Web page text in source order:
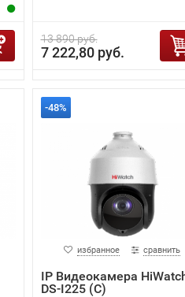
13 890 руб.
7 222,80 руб.
-48%
избранное сравнить
IP Видеокамера
DS-I225 (С)